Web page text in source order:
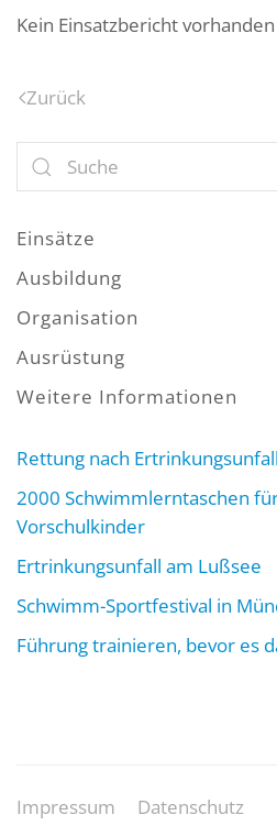
Kein Einsatzbericht vorhanden
Zurück
Einsätze
Ausbildung
Organisation
Ausrüstung
Weitere Informationen
Rettung nach
2000 Schwimmlerntaschen
Vorschulkinder
Ertrinkungsunfall am Lußsee
Schwimm-Sportfestival in
Führung trainieren, bevor es
Impressum
Datenschutz